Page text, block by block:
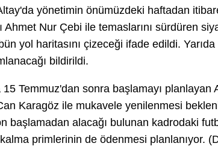
yönetimin önümüzdeki haftadan
Ahmet Nur Çebi ile temaslarını sürdüren
yol haritasını çizeceği ifade edildi.
bildirildi.
15 Temmuz'dan sonra başlamayı
Karagöz ile mukavele yenilenmesi
başlamadan alacağı bulunan kadrodaki
primlerinin de ödenmesi planlanıyor.